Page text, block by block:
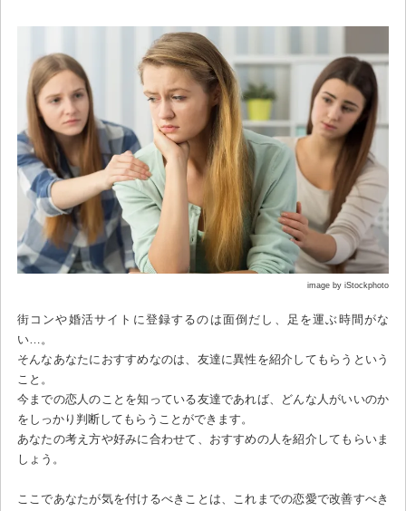
image by iStockphoto
街コンや婚活サイトに登録するのは面倒だし、足を運ぶ時間がな
い…。
そんなあなたにおすすめなのは、友達に異性を紹介してもらうという
こと。
今までの恋人のことを知っている友達であれば、どんな人がいいのか
をしっかり判断してもらうことができます。
あなたの考え方や好みに合わせて、おすすめの人を紹介してもらいま
しょう。
ここであなたが気を付けるべきことは、これまでの恋愛で改善すべき